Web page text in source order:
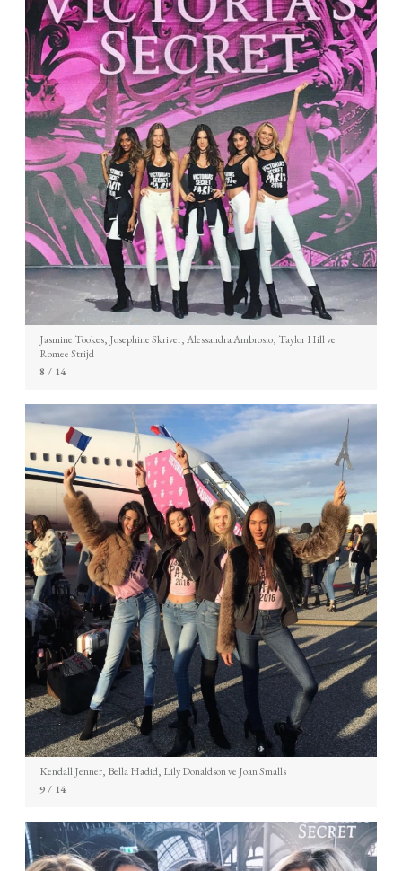
Jasmine Tookes, Josephine Skriver, Alessandra Ambrosio, Taylor Hill ve
Romee Strijd
8 / 14
Kendall Jenner, Bella Hadid, Lily Donaldson ve Joan Smalls
9/ 14